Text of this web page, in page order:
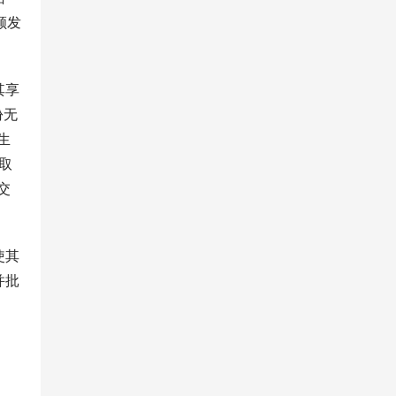
发
享
无
其
批